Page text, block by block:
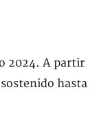
2024. A partir
hasta